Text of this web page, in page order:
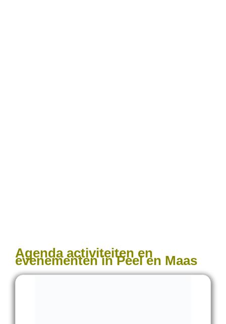
Agenda activiteiten en
evenementen in Peel en Maas